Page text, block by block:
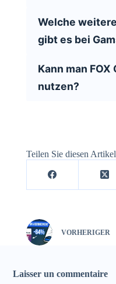
Welche
gibt es bei
Kann man FOX
nutzen?
Teilen Sie diesen
VORHERIGER
Laisser un commentaire